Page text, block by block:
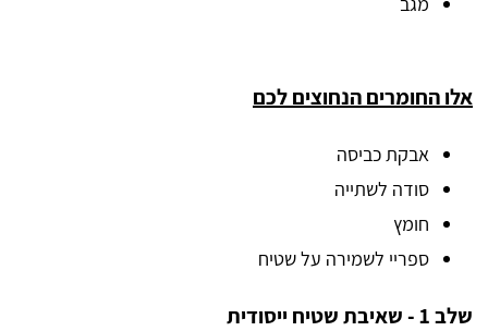
אלו החומרים הנחוצים לכם
אבקת כביסה
סודה לשתייה
חומץ
ספריי לשמירה על שטיח
שלב 1 - שאיבת שטיח ייסודית